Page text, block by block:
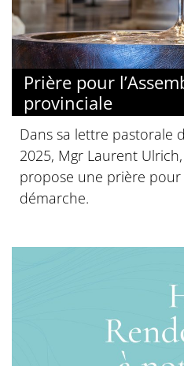
Prière pour
provinciale
Dans sa lettre pastorale
2025, Mgr Laurent
propose une prière
démarche.